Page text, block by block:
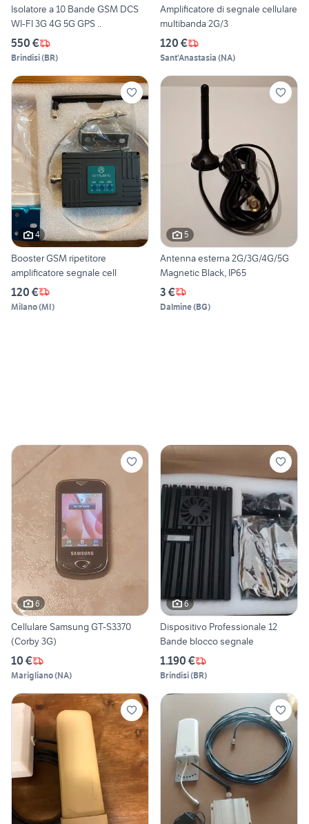
Isolatore a 10 Bande GSM DCS
WI-FI 3G 4G 5G GPS ..
550 €
Brindisi(BR)
Amplificatore di segnale cellulare
multibanda 2G/3
120 €
Sant'Anastasia (NA)
4
Booster GSM ripetitore
amplificatore segnale cell
120 €
Milano(MI)
5
Antenna esterna 2G/3G/4G/5G
Magnetic Black, IP65
3 €
Dalmine(BG)
6
Cellulare Samsung GT-S3370
(Corby 3G)
10 €
Marigliano(NA)
6
Dispositivo Professionale 12
Bande blocco segnale
1.190 €
Brindisi(BR)